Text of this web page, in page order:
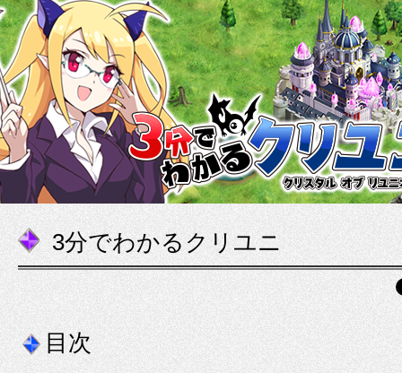
3分でわかるクリユニ
目次